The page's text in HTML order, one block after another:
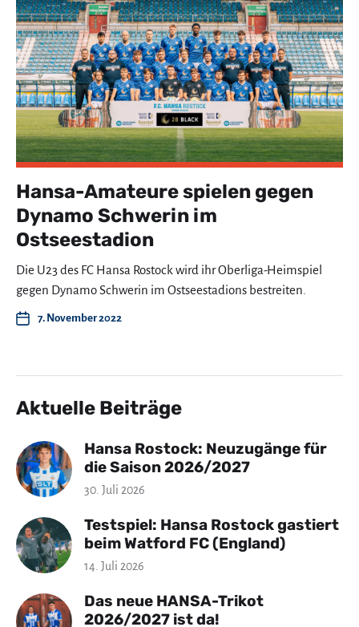
Hansa-Amateure spielen gegen
Dynamo Schwerin im
Ostseestadion
Die U23 des FC Hansa Rostock wird ihr Oberliga-Heimspiel
gegen Dynamo Schwerin im Ostseestadions bestreiten.
7. November 2022
Aktuelle Beiträge
Hansa Rostock: Neuzugänge für
die Saison 2026/2027
30. Juli 2026
Testspiel: Hansa Rostock gastiert
beim Watford FC (England)
14. Juli 2026
Das neue HANSA-Trikot
2026/2027 ist da!